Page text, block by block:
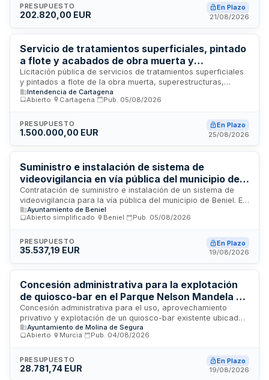
mantenimiento preventivo, reparaciones, sustitución de
piezas y cobertura de riesgos. Se trata de una fórmula que
periódica de la flota sin inversión inicial elevada.
PRESUPUESTO
202.820,00 EUR
En Plazo
21/08/2026
Servicio de tratamientos superficiales, pintado
a flote y acabados de obra muerta y
superestructuras para buque - Intendencia de
Cartagena
Licitación pública de servicios de tratamientos superficiales
y pintados a flote de la obra muerta, superestructuras,
cubiertas, rampas y otras superficies de embarcaciones,
convocada por la Intendencia de Cartagena. El contrato
navales mediante técnicas de pintura especializada. La
ejecución se realizará en las instalaciones portuarias de
desplazamientos de la nave. El presupuesto disponible
asciende a cien mil euros y el contrato se encuentra en
estado de publicación.
Intendencia de Cartagena
Abierto
Cartagena Pub. 05/08/2026
PRESUPUESTO
1.500.000,00 EUR
En Plazo
25/08/2026
Suministro e instalación de sistema de
videovigilancia en vía pública del municipio de
Beniel
Contratación de suministro e instalación de un sistema de
videovigilancia para la vía pública del municipio de Beniel. El
Ayuntamiento de Beniel licita la adquisición e implementación
de equipamiento de videovigilancia destinado a mejorar la
procedimiento se rige por la Ley de Contratos del Sector
Público y sus normas de desarrollo.
Ayuntamiento de Beniel
Abierto simplificado
Beniel Pub. 05/08/2026
PRESUPUESTO
35.537,19 EUR
En Plazo
19/08/2026
Concesión administrativa para la explotación
de quiosco-bar en el Parque Nelson Mandela de
Molina de Segura
Concesión administrativa para el uso, aprovechamiento
privativo y explotación de un quiosco-bar existente ubicado
en el Parque Nelson Mandela del municipio de Molina de
Segura. La administración licita el derecho de gestión y
buscando un concesionario que asuma la prestación de
servicios de bebidas y comidas en el parque público.
Ayuntamiento de Molina de Segura
Abierto
Murcia Pub. 04/08/2026
PRESUPUESTO
28.781,74 EUR
En Plazo
19/08/2026